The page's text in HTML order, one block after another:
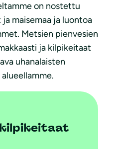
on nostettu
maisemaa ja luontoa
Metsien pienvesien
ja kilpikeitaat
uhanalaisten